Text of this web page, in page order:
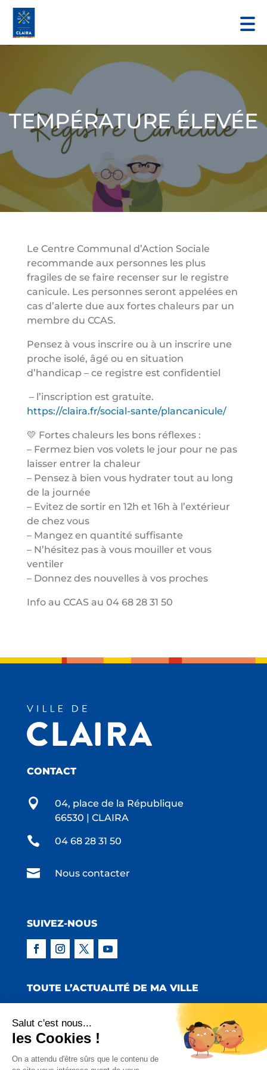
TEMPÉRATURE ÉLEVÉE
Le Centre Communal d’Action Sociale
recommande aux personnes les plus
fragiles de se faire recenser sur le registre
canicule. Les personnes seront appelées en
cas d’alerte due aux fortes chaleurs par un
membre du CCAS.
Pensez à vous inscrire ou à un inscrire une
proche isolé, âgé ou en situation
d’handicap – ce registre est confidentiel
– l’inscription est gratuite.
https://claira.fr/social-sante/plancanicule/
💛 Fortes chaleurs les bons réflexes :
– Fermez bien vos volets le jour pour ne pas
laisser entrer la chaleur
– Pensez à bien vous hydrater tout au long
de la journée
– Evitez de sortir en 12h et 16h à l’extérieur
de chez vous
– Mangez en quantité suffisante
– N’hésitez pas à vous mouiller et vous
ventiler
– Donnez des nouvelles à vos proches
Info au CCAS au 04 68 28 31 50
CONTACT

04, place de la République
66530 | CLAIRA
 04 68 28 31 50
 Nous contacter
SUIVEZ-NOUS
TOUTE L’ACTUALITÉ DE MA VILLE
Copyright © 2022 Mairie de Claira | Réalisation
Salut c'est nous...
les Cookies !
On a attendu d'être sûrs que le contenu de